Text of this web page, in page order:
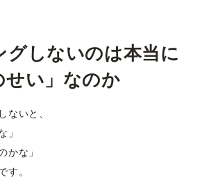
グしないのは本当に
せい」なのか
ないと、
」
かな」
す。